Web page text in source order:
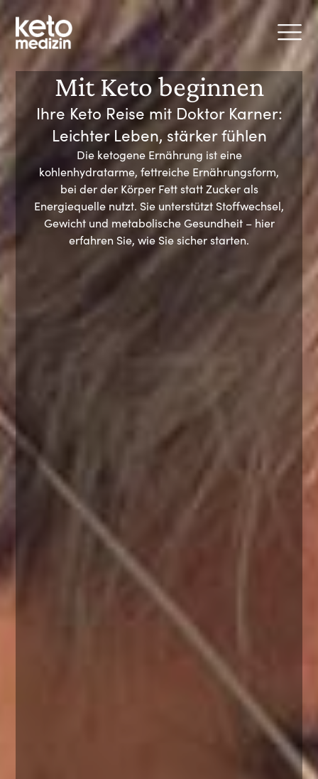
Mit Keto beginnen
Ihre Keto Reise mit Doktor Karner:
Leichter Leben, stärker fühlen
Die ketogene Ernährung ist eine
kohlenhydratarme, fettreiche Ernährungsform,
bei der der Körper Fett statt Zucker als
Energiequelle nutzt. Sie unterstützt Stoffwechsel,
Gewicht und metabolische Gesundheit – hier
erfahren Sie, wie Sie sicher starten.